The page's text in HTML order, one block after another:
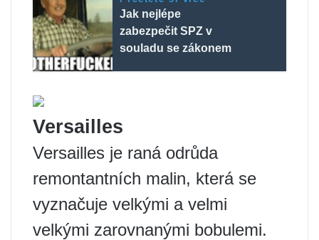
Jak nejlépe
zabezpečit SPZ v
souladu se zákonem
Versailles
Versailles je raná odrůda
remontantních malin, která se
vyznačuje velkými a velmi
velkými zarovnanými bobulemi.